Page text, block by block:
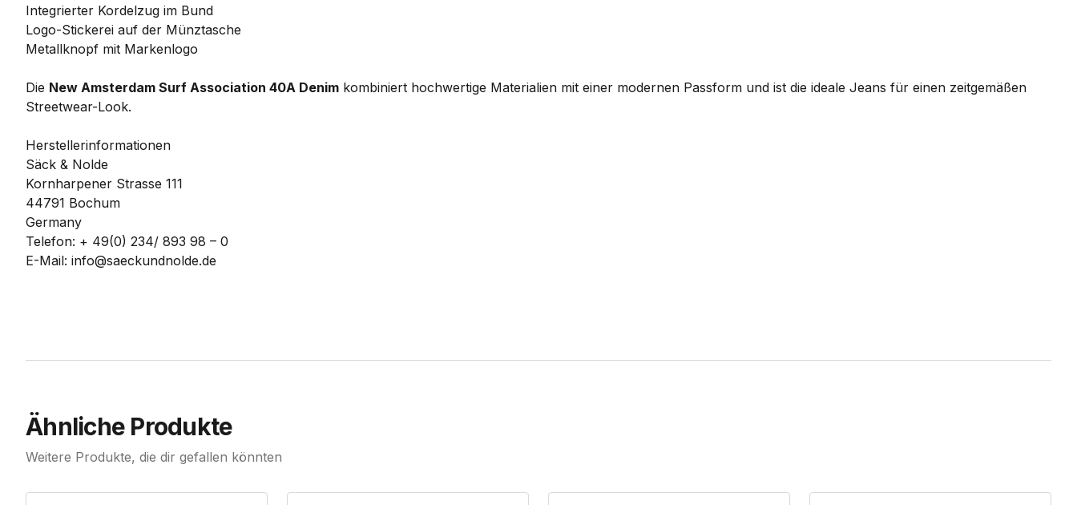
Integrierter Kordelzug im Bund
Logo-Stickerei auf der Münztasche
Metallknopf mit Markenlogo
Die New Amsterdam Surf Association 40A Denim kombiniert hochwertige Materialien mit einer modernen Passform und ist die ideale Jeans für einen zeitgemäßen
Streetwear-Look.
Herstellerinformationen
Säck & Nolde
Kornharpener Strasse 111
44791 Bochum
Germany
Telefon: + 49(0) 234/ 893 98 – 0
E-Mail: info@saeckundnolde.de
Ähnliche Produkte
Weitere Produkte, die dir gefallen könnten